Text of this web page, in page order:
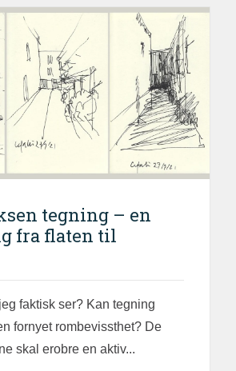
tegning – en
fra flaten til
faktisk ser? Kan tegning
fornyet rombevissthet? De
skal erobre en aktiv...